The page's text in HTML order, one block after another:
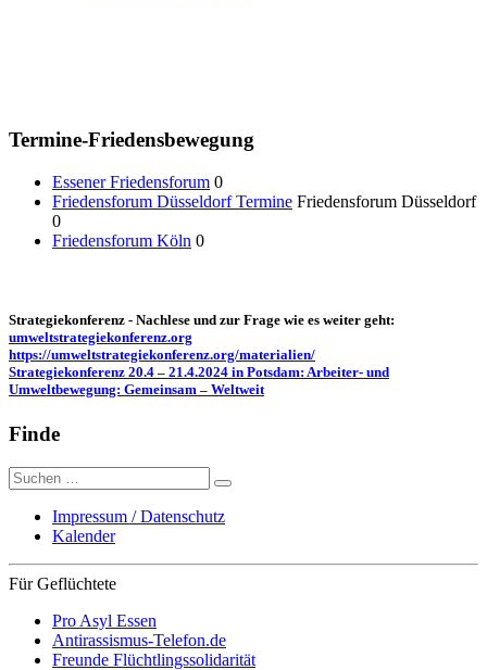
Termine-Friedensbewegung
Essener Friedensforum 0
Friedensforum Düsseldorf Termine Friedensforum Düsseldorf
0
Friedensforum Köln 0
Strategiekonferenz - Nachlese und zur Frage wie es weiter geht:
umweltstrategiekonferenz.org
https://umweltstrategiekonferenz.org/materialien/
Strategiekonferenz 20.4 – 21.4.2024 in Potsdam: Arbeiter- und
Umweltbewegung: Gemeinsam – Weltweit
Finde
Suche
nach:
Impressum / Datenschutz
Kalender
Für Geflüchtete
Pro Asyl Essen
Antirassismus-Telefon.de
Freunde Flüchtlingssolidarität